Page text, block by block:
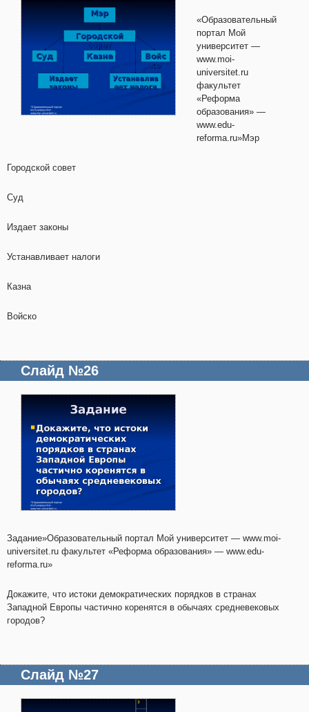
«Образовательный
портал Мой
университет —
www.moi-
universitet.ru
факультет
«Реформа
образования» —
www.edu-
reforma.ru»Мэр
Городской совет
Суд
Издает законы
Устанавливает налоги
Казна
Войско
Слайд №26
Задание»Образовательный портал Мой университет — www.moi-
universitet.ru факультет «Реформа образования» — www.edu-
reforma.ru»
Докажите, что истоки демократических порядков в странах
Западной Европы частично коренятся в обычаях средневековых
городов?
Слайд №27